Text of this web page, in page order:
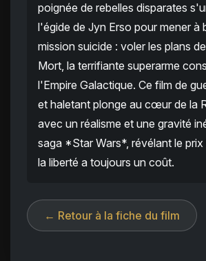
poignée de rebelles disparates
l'égide de Jyn Erso pour mener à
mission suicide : voler les plans
Mort, la terrifiante superarme
l'Empire Galactique. Ce film de
et haletant plonge au cœur de la
avec un réalisme et une gravité
saga *Star Wars*, révélant le prix
la liberté a toujours un coût.
← Retour à la fiche du film